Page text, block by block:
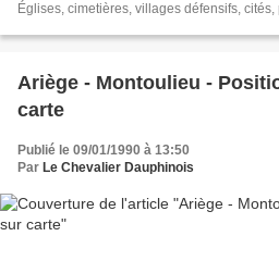
Églises, cimetières, villages défensifs,
Ariège - Montoulieu -
carte
Publié le 09/01/1990 à 13:50
Par Le Chevalier Dauphinois